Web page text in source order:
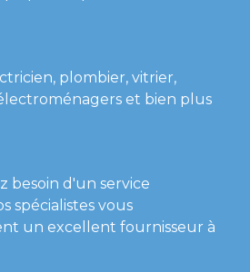
plombier, vitrier,
et bien plus
besoin d'un service
spécialistes vous
un excellent fournisseur à